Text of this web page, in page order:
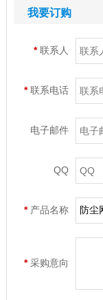
我要订购
*联系人
*联系电话
电子邮件
QQ
* 产品名称
*采购意向